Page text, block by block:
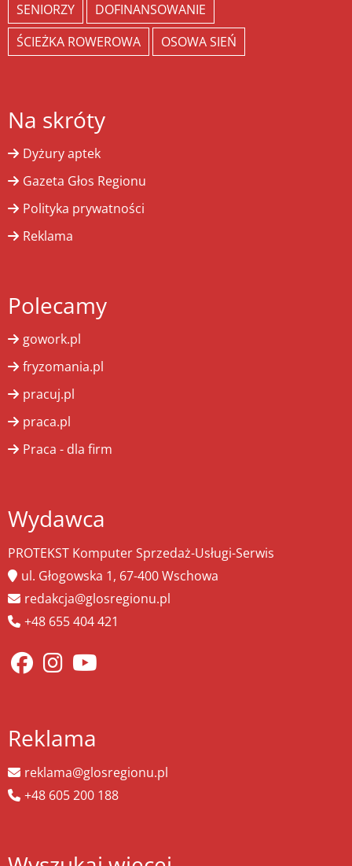
SENIORZY
DOFINANSOWANIE
ŚCIEŻKA ROWEROWA
OSOWA SIEŃ
Na skróty
Dyżury aptek
Gazeta Głos Regionu
Polityka prywatności
Reklama
Polecamy
gowork.pl
fryzomania.pl
pracuj.pl
praca.pl
Praca - dla firm
Wydawca
PROTEKST Komputer Sprzedaż-Usługi-Serwis
ul. Głogowska 1, 67-400 Wschowa
redakcja@glosregionu.pl
+48 655 404 421
Reklama
reklama@glosregionu.pl
+48 605 200 188